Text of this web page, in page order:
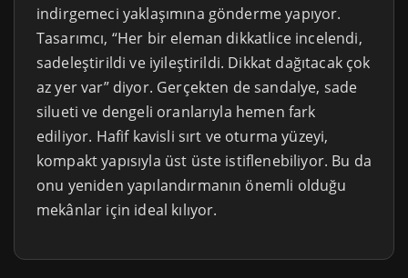
indirgemeci yaklaşımına gönderme yapıyor.
Tasarımcı, “Her bir eleman dikkatlice incelendi,
sadeleştirildi ve iyileştirildi. Dikkat dağıtacak çok
az yer var” diyor. Gerçekten de sandalye, sade
silueti ve dengeli oranlarıyla hemen fark
ediliyor. Hafif kavisli sırt ve oturma yüzeyi,
kompakt yapısıyla üst üste istiflenebiliyor. Bu da
onu yeniden yapılandırmanın önemli olduğu
mekânlar için ideal kılıyor.